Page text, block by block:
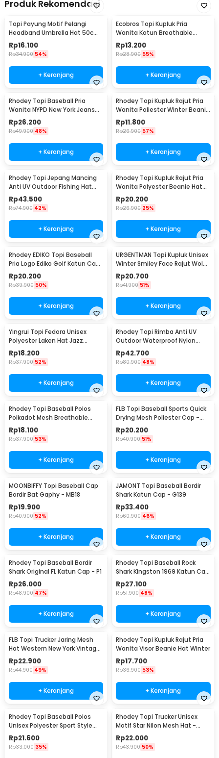
Produk Rekomendasi
Topi Payung Motif Pelangi
Headband Umbrella Hat 50cm
- W655
Rp16.100
Rp34.900 54%
+ Keranjang
Ecobros Topi Kupluk Pria
Wanita Katun Breathable
Winter Beanie Hat - EC001
Rp13.200
Rp28.900 55%
+ Keranjang
Rhodey Topi Baseball Pria
Wanita NYPD New York Jeans
Polyester Cap - S8R
Rp26.200
Rp49.900 48%
+ Keranjang
Rhodey Topi Kupluk Rajut Pria
Wanita Poliester Winter Beanie
Hat - R54
Rp11.800
Rp26.900 57%
+ Keranjang
Rhodey Topi Jepang Mancing
Anti UV Outdoor Fishing Hat
Nylon - MH011
Rp43.500
Rp74.900 42%
+ Keranjang
Rhodey Topi Kupluk Rajut Pria
Wanita Polyester Beanie Hat
Winter - EC002
Rp20.200
Rp26.900 25%
+ Keranjang
Rhodey EDIKO Topi Baseball
Pria Logo Ediko Golf Katun Cap
Long Visor - RB68
Rp20.200
Rp39.900 50%
+ Keranjang
URGENTMAN Topi Kupluk Unisex
Winter Smiley Face Rajut Wol
Beanie Hat - NM-DS01
Rp20.700
Rp41.900 51%
+ Keranjang
Yingrui Topi Fedora Unisex
Polyester Laken Hat Jazz
Classic Vintage - M-58
Rp18.200
Rp37.900 52%
+ Keranjang
Rhodey Topi Rimba Anti UV
Outdoor Waterproof Nylon
Boonie Hat - AFS5
Rp42.700
Rp80.900 48%
+ Keranjang
Rhodey Topi Baseball Polos
Polkadot Mesh Breathable
Katun Poliester - MZ237
Rp18.100
Rp37.900 53%
+ Keranjang
FLB Topi Baseball Sports Quick
Drying Mesh Poliester Cap -
QEWI
Rp20.200
Rp40.900 51%
+ Keranjang
MOONBIFFY Topi Baseball Cap
Bordir Bat Gaphy - MB18
Rp19.900
Rp40.900 52%
+ Keranjang
JAMONT Topi Baseball Bordir
Shark Katun Cap - G139
Rp33.400
Rp60.900 46%
+ Keranjang
Rhodey Topi Baseball Bordir
Shark Original FL Katun Cap - P1
Rp26.000
Rp48.900 47%
+ Keranjang
Rhodey Topi Baseball Rock
Shark Kingston 1969 Katun Cap
- F206
Rp27.100
Rp51.900 48%
+ Keranjang
FLB Topi Trucker Jaring Mesh
Hat Western New York Vintage
- F207
Rp22.900
Rp44.900 49%
+ Keranjang
Rhodey Topi Kupluk Rajut Pria
Wanita Visor Beanie Hat Winter
Rp17.700
Rp36.900 53%
+ Keranjang
Rhodey Topi Baseball Polos
Unisex Polyester Sport Style
Cap - MZ237
Rp21.600
Rp33.000 35%
Rhodey Topi Trucker Unisex
Motif Star Nilon Mesh Hat -
SMT-ZHL23
Rp22.000
Rp43.900 50%